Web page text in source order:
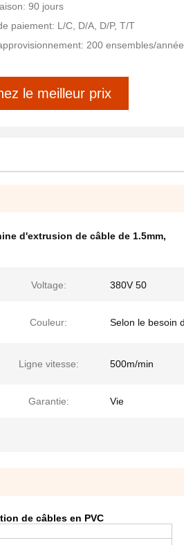
90 jours
paiement: L/C, D/A, D/P, T/T
200 ensembles/année
le meilleur prix
d'extrusion de câble de 1.5mm,
Voltage: 380V 50
Couleur: Selon le besoin
Ligne vitesse: 500m/min
Garantie: Vie
de câbles en PVC